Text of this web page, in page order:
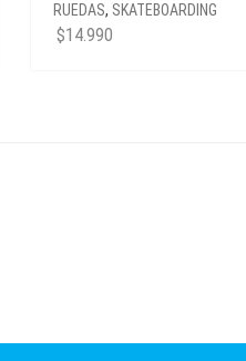
RUEDAS, SKATEBOARDING
$14.990